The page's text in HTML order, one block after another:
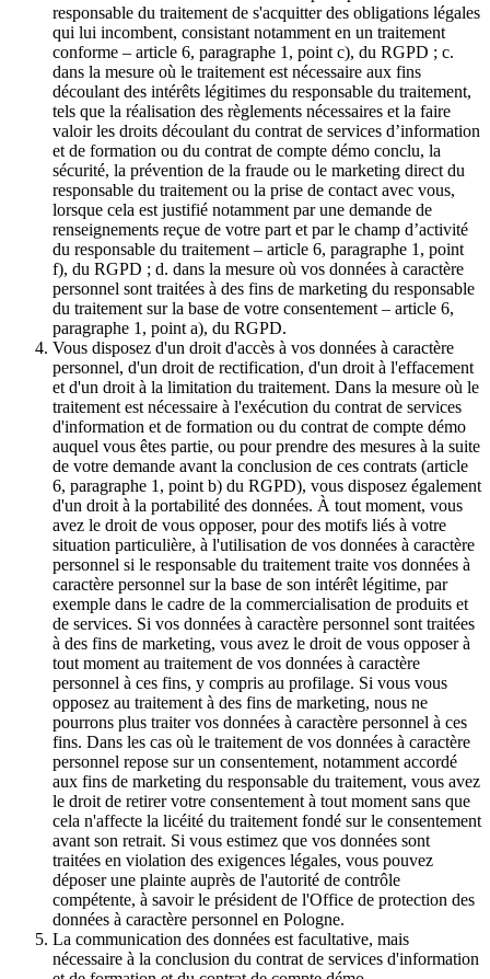
responsable du traitement de s'acquitter des obligations légales
qui lui incombent, consistant notamment en un traitement
conforme – article 6, paragraphe 1, point c), du RGPD ; c.
dans la mesure où le traitement est nécessaire aux fins
découlant des intérêts légitimes du responsable du traitement,
tels que la réalisation des règlements nécessaires et la faire
valoir les droits découlant du contrat de services d’information
et de formation ou du contrat de compte démo conclu, la
sécurité, la prévention de la fraude ou le marketing direct du
responsable du traitement ou la prise de contact avec vous,
lorsque cela est justifié notamment par une demande de
renseignements reçue de votre part et par le champ d’activité
du responsable du traitement – article 6, paragraphe 1, point
f), du RGPD ; d. dans la mesure où vos données à caractère
personnel sont traitées à des fins de marketing du responsable
du traitement sur la base de votre consentement – article 6,
paragraphe 1, point a), du RGPD.
Vous disposez d'un droit d'accès à vos données à caractère
personnel, d'un droit de rectification, d'un droit à l'effacement
et d'un droit à la limitation du traitement. Dans la mesure où le
traitement est nécessaire à l'exécution du contrat de services
d'information et de formation ou du contrat de compte démo
auquel vous êtes partie, ou pour prendre des mesures à la suite
de votre demande avant la conclusion de ces contrats (article
6, paragraphe 1, point b) du RGPD), vous disposez également
d'un droit à la portabilité des données. À tout moment, vous
avez le droit de vous opposer, pour des motifs liés à votre
situation particulière, à l'utilisation de vos données à caractère
personnel si le responsable du traitement traite vos données à
caractère personnel sur la base de son intérêt légitime, par
exemple dans le cadre de la commercialisation de produits et
de services. Si vos données à caractère personnel sont traitées
à des fins de marketing, vous avez le droit de vous opposer à
tout moment au traitement de vos données à caractère
personnel à ces fins, y compris au profilage. Si vous vous
opposez au traitement à des fins de marketing, nous ne
pourrons plus traiter vos données à caractère personnel à ces
fins. Dans les cas où le traitement de vos données à caractère
personnel repose sur un consentement, notamment accordé
aux fins de marketing du responsable du traitement, vous avez
le droit de retirer votre consentement à tout moment sans que
cela n'affecte la licéité du traitement fondé sur le consentement
avant son retrait. Si vous estimez que vos données sont
traitées en violation des exigences légales, vous pouvez
déposer une plainte auprès de l'autorité de contrôle
compétente, à savoir le président de l'Office de protection des
données à caractère personnel en Pologne.
La communication des données est facultative, mais
nécessaire à la conclusion du contrat de services d'information